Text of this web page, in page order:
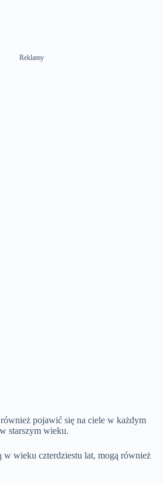
Reklamy
pojawić się na ciele w każdym
starszym wieku.
w wieku czterdziestu lat, mogą również